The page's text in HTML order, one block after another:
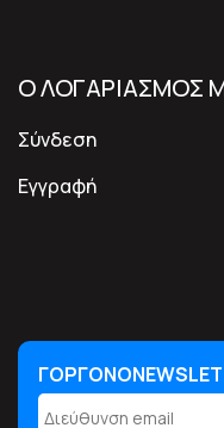
Ο ΛΟΓΑΡΙΑΣΜΟΣ
Σύνδεση
Εγγραφή